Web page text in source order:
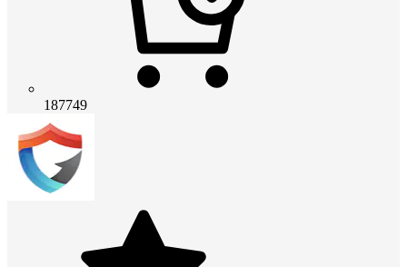
187749